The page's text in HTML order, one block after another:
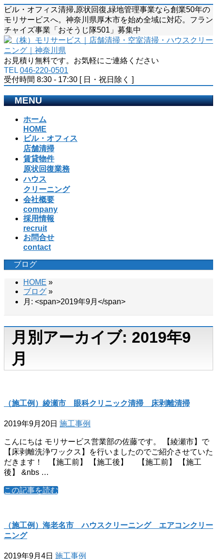
ビル・オフィス清掃,原状回復,緑地管理事業なら創業50年の
モリサービスへ。神奈川県厚木市を始め全域に対応。フラン
チャイズ事業「おそうじ隊501」募集中
お見積り無料です。お気軽にご連絡ください
TEL 046-220-0501
受付時間 8:30 - 17:30 [ 日・祝日除く ]
MENU
ホーム
HOME
ビル・オフィス
店舗清掃
賃貸物件
原状回復業務
ハウス
クリーニング
会社概要
company
採用情報
recruit
お問合せ
contact
ブログ
HOME »
ブログ »
月: <span>2019年9月</span>
月別アーカイブ: 2019年9
月
（施工例）綾瀬市 眼科クリニック清掃 床剥離清掃
2019年9月20日 施工事例
こんにちは モリサービス営業部の佐藤です。 【綾瀬市】で
【床剥離洗浄ワックス】を行いましたのでご紹介させていた
だきます！ 【施工前】 【施工後】 【施工前】 【施工
後】 &nbs …
この記事を読む
（施工例）海老名市 ハウスクリーニング エアコンクリー
ニング
2019年9月4日 施工事例